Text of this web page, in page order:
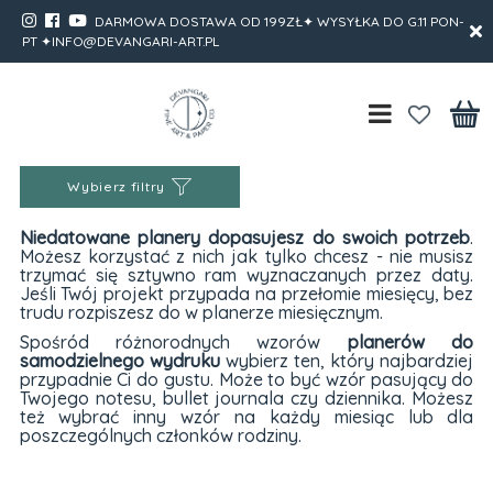
DARMOWA DOSTAWA OD 199ZŁ✦ WYSYŁKA DO G.11 PON-
PT ✦INFO@DEVANGARI-ART.PL
Wybierz filtry
Niedatowane planery dopasujesz do swoich potrzeb.
Możesz korzystać z nich jak tylko chcesz - nie musisz
trzymać się sztywno ram wyznaczanych przez daty.
Jeśli Twój projekt przypada na przełomie miesięcy, bez
trudu rozpiszesz do w planerze miesięcznym.
Spośród różnorodnych wzorów planerów do
samodzielnego wydrukuwybierz ten, który najbardziej
przypadnie Ci do gustu. Może to być wzór pasujący do
Twojego notesu, bullet journala czy dziennika. Możesz
też wybrać inny wzór na każdy miesiąc lub dla
poszczególnych członków rodziny.